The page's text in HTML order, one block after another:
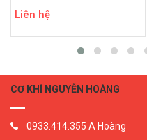
Liên hệ
CƠ KHÍ NGUYỄN HOÀNG
0933.414.355 A Hoàng